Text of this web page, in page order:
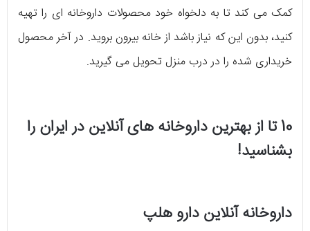
کمک می کند تا به دلخواه خود محصولات داروخانه ای را تهیه
کنید، بدون این که نیاز باشد از خانه بیرون بروید. در آخر محصول
خریداری شده را در درب منزل تحویل می گیرید.
10 تا از بهترین داروخانه های آنلاین در ایران را
بشناسید!
داروخانه آنلاین دارو هلپ